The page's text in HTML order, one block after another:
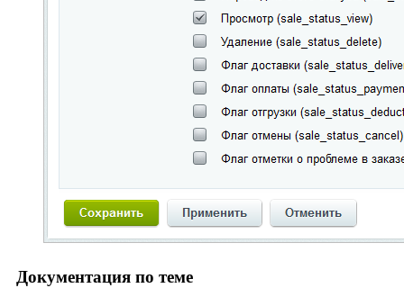
Документация по теме